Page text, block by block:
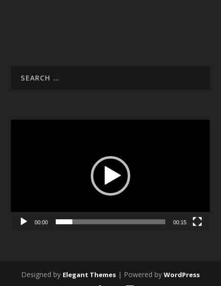
00:00 00:15
Designed by Elegant Themes | Powered by WordPress